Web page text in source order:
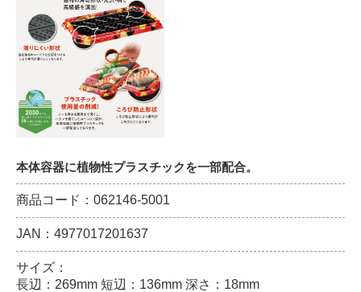
本体容器に植物性プラスチックを一部配合。
商品コード：062146-5001
JAN：4977017201637
サイズ：
長辺：269mm 短辺：136mm 深さ：18mm